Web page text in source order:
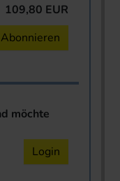
109,80 EUR
Abonnieren
möchte
Login